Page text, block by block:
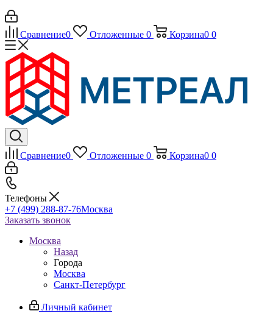
Сравнение0 Отложенные 0 Корзина0 0
Сравнение0 Отложенные 0 Корзина0 0
Телефоны
+7 (499) 288-87-76Москва
Заказать звонок
Москва
Назад
Города
Москва
Санкт-Петербург
Личный кабинет